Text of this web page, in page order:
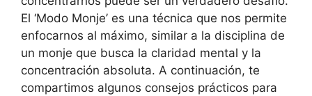
El ‘Modo Monje’ es una técnica que nos permite
enfocarnos al máximo, similar a la disciplina de
un monje que busca la claridad mental y la
concentración absoluta. A continuación, te
compartimos algunos consejos prácticos para